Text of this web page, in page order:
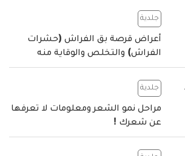
جلدية
أعراض قرصة بق الفراش (حشرات
الفراش) والتخلص والوقاية منه
جلدية
مراحل نمو الشعر ومعلومات لا تعرفها
عن شعرك !